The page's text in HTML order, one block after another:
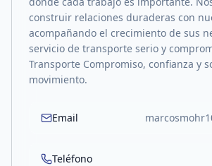
construir relaciones duraderas con
acompañando el crecimiento de sus
servicio de transporte serio y
Transporte Compromiso, confianza y
movimiento.
Email
Teléfono